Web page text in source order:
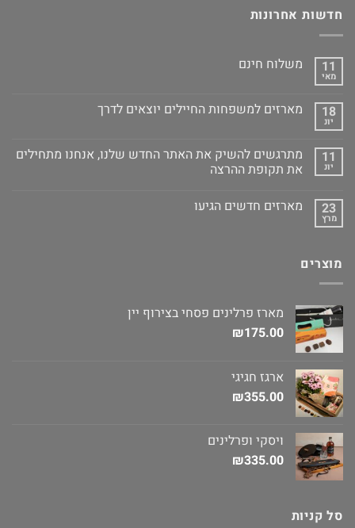
חדשות אחרונות
11
מאי
משלוח חינם
18
יונ
מארזים למשפחות החיילים יוצאים לדרך
11
יונ
מתרגשים להשיק את האתר החדש שלנו, אנחנו מתחילים
את תקופת ההרצה
23
מרץ
מארזים חדשים הגיעו
מוצרים
מארז פרלינים פסחי בצירוף יין
₪175.00
ארגז חגיגי
₪355.00
ויסקי ופרלינים
₪335.00
סל קניות